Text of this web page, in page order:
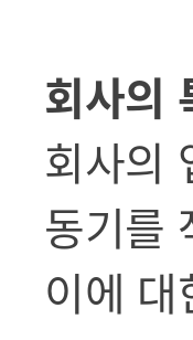
회사의
회사의
동기를
이에